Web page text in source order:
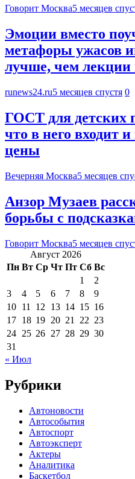
Говорит Москва5 месяцев
Эмоции вместо
метафоры ужасов
лучше, чем лекции
runews24.ru5 месяцев спустя 0
ГОСТ для детских
что в него входит
цены
Вечерняя Москва5 месяцев
Анзор Музаев
борьбы с
Говорит Москва5 месяцев
Август 2026
Пн Вт Ср Чт Пт Сб Вс
1
2
3
4 5 6 7 8
9
10 11 12 13 14 15 16
17 18 19 20 21 22 23
24 25 26 27 28 29 30
31
« Июл
Рубрики
Автоновости
Автособытия
Автоспорт
Автоэксперт
Актеры
Аналитика
Баскетбол